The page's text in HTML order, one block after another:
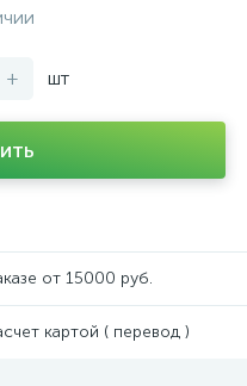
+ шт
от 15000 руб.
картой ( перевод )